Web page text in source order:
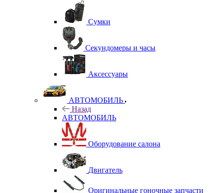
Сумки
Секундомеры и часы
Аксессуары
АВТОМОБИЛЬ
Назад
АВТОМОБИЛЬ
Оборудование салона
Двигатель
Оригинальные гоночные запчасти